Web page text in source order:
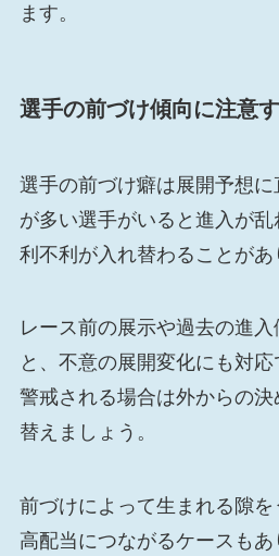
ます。
選手の前づけ傾向に注意
選手の前づけ癖は展開予想
が多い選手がいると進入が
利不利が入れ替わることがあ
レース前の展示や過去の進入
と、不意の展開変化にも対
警戒される場合は外からの
替えましょう。
前づけによって生まれる隙を
高配当につながるケースも